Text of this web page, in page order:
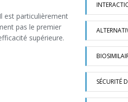
est particulièrement
pas le premier
supérieure.
SÉCURITÉ